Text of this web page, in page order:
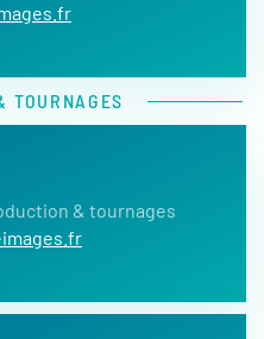
TOURNAGES
& tournages